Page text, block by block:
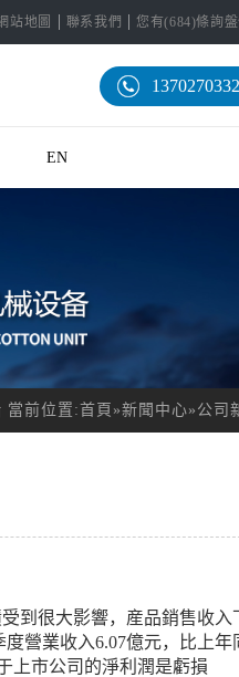
站地圖 聯系我們 您有(684)條詢盤
EN
當前位置:首頁 »新聞中心» 公司
到很大影響，産品銷售收入
營業收入6.07億元，比上年
上市公司的淨利潤是虧損